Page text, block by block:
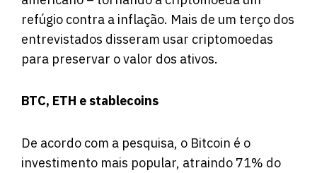
refúgio contra a inflação. Mais de um terço dos
entrevistados disseram usar criptomoedas
para preservar o valor dos ativos.
BTC, ETH e stablecoins
De acordo com a pesquisa, o Bitcoin é o
investimento mais popular, atraindo 71% do